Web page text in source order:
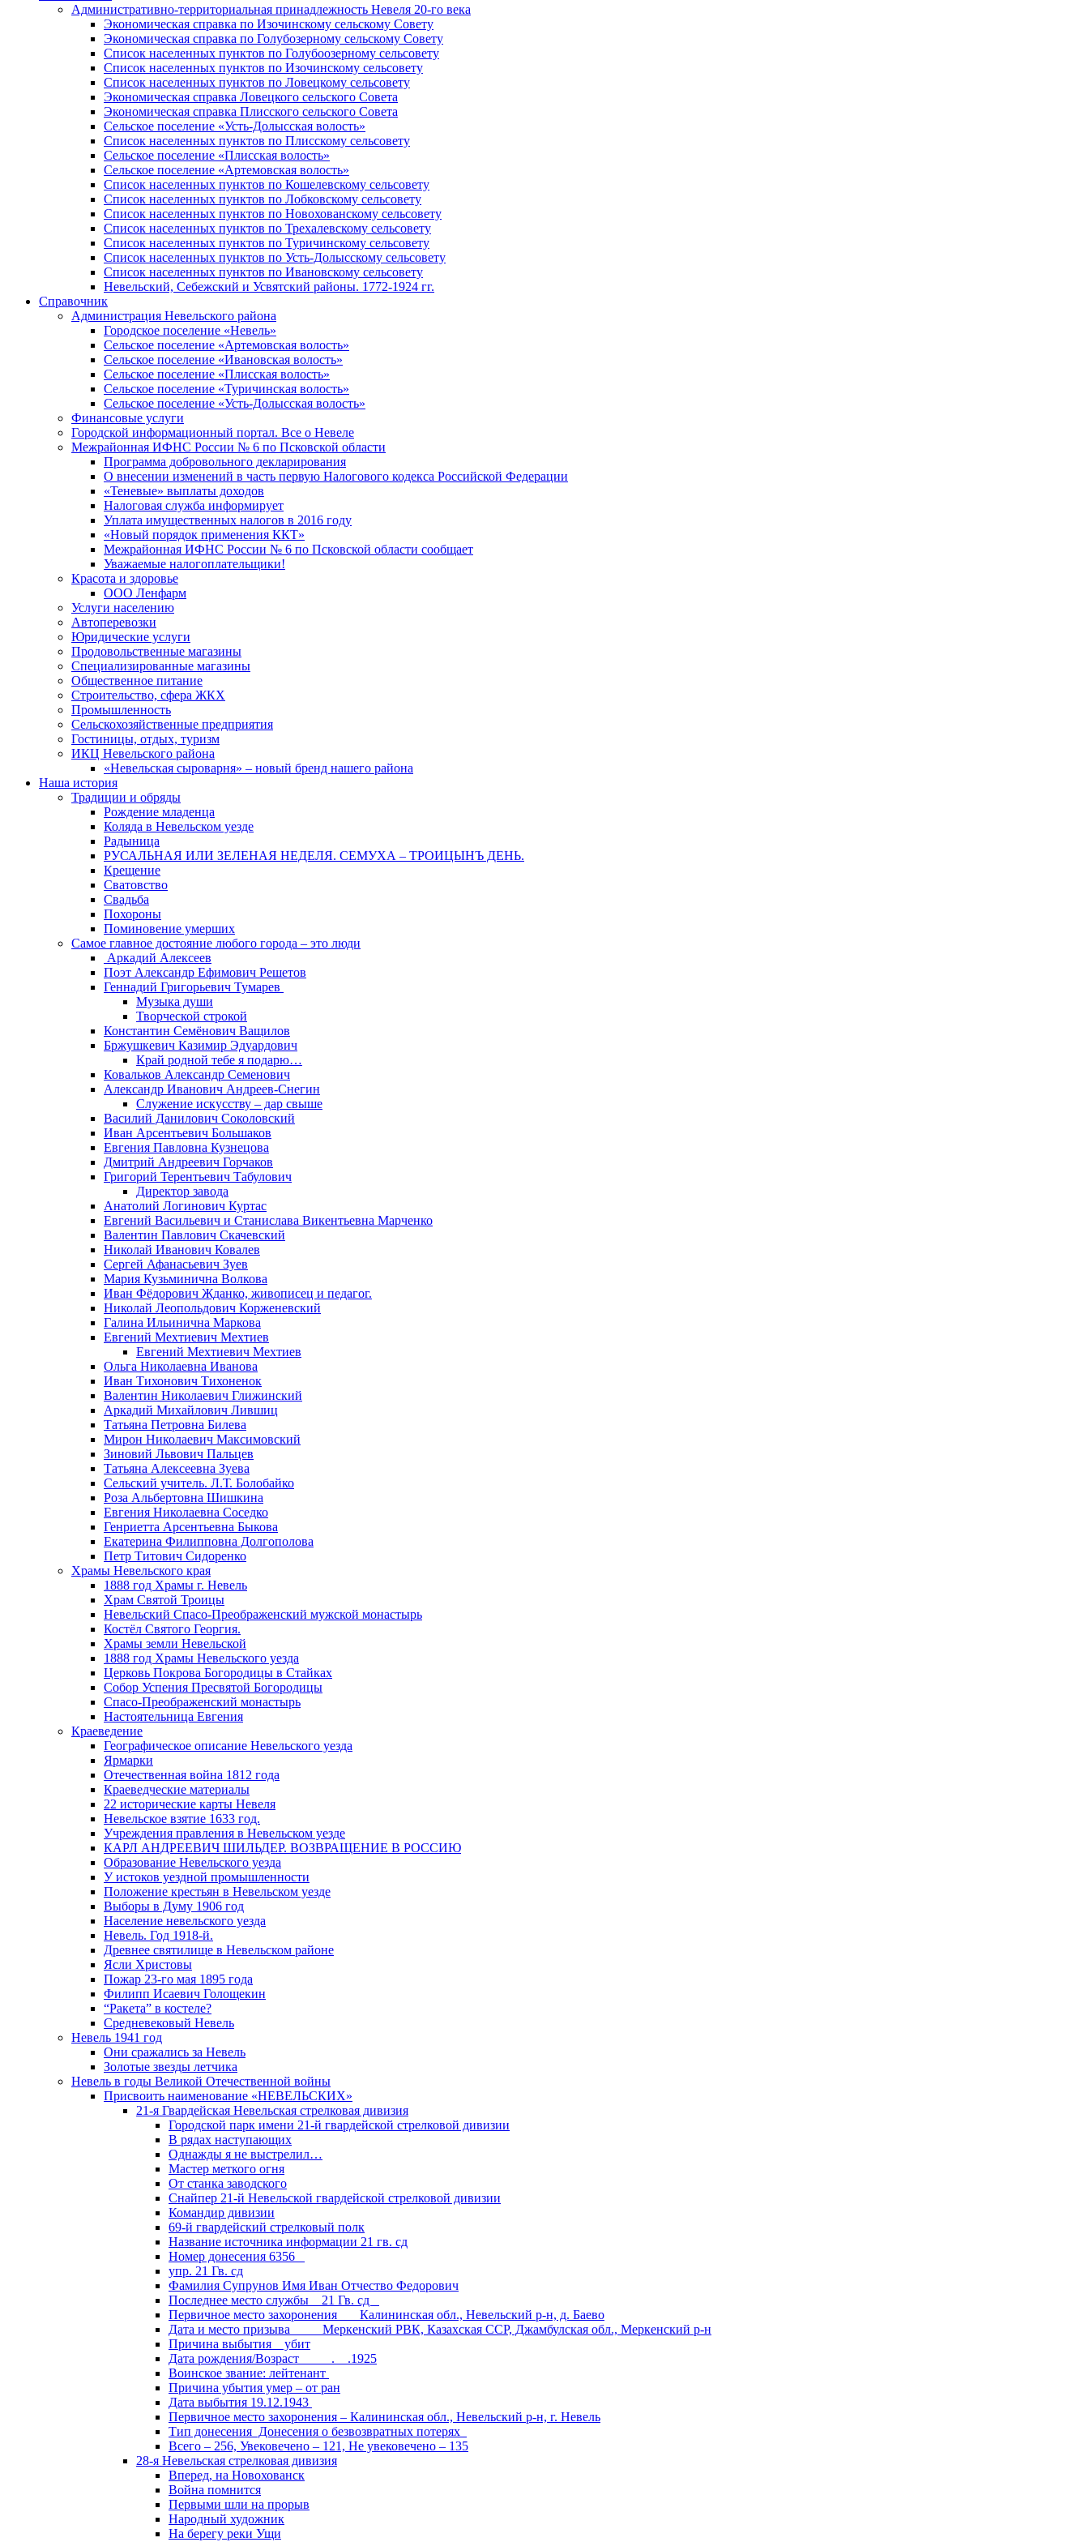
Административно-территориальная принадлежность Невеля 20-го века
Экономическая справка по Изочинскому сельскому Совету
Экономическая справка по Голубозерному сельскому Совету
Список населенных пунктов по Голубоозерному сельсовету
Список населенных пунктов по Изочинскому сельсовету
Список населенных пунктов по Ловецкому сельсовету
Экономическая справка Ловецкого сельского Совета
Экономическая справка Плисского сельского Совета
Сельское поселение «Усть-Долысская волость»
Список населенных пунктов по Плисскому сельсовету
Сельское поселение «Плисская волость»
Сельское поселение «Артемовская волость»
Список населенных пунктов по Кошелевскому сельсовету
Список населенных пунктов по Лобковскому сельсовету
Список населенных пунктов по Новохованскому сельсовету
Список населенных пунктов по Трехалевскому сельсовету
Список населенных пунктов по Туричинскому сельсовету
Список населенных пунктов по Усть-Долысскому сельсовету
Список населенных пунктов по Ивановскому сельсовету
Невельский, Себежский и Усвятский районы. 1772-1924 гг.
Справочник
Администрация Невельского района
Городское поселение «Невель»
Сельское поселение «Артемовская волость»
Сельское поселение «Ивановская волость»
Сельское поселение «Плисская волость»
Сельское поселение «Туричинская волость»
Сельское поселение «Усть-Долысская волость»
Финансовые услуги
Городской информационный портал. Все о Невеле
Межрайонная ИФНС России № 6 по Псковской области
Программа добровольного декларирования
О внесении изменений в часть первую Налогового кодекса Российской Федерации
«Теневые» выплаты доходов
Налоговая служба информирует
Уплата имущественных налогов в 2016 году
«Новый порядок применения ККТ»
Межрайонная ИФНС России № 6 по Псковской области сообщает
Уважаемые налогоплательщики!
Красота и здоровье
ООО Ленфарм
Услуги населению
Автоперевозки
Юридические услуги
Продовольственные магазины
Специализированные магазины
Общественное питание
Строительство, сфера ЖКХ
Промышленность
Сельскохозяйственные предприятия
Гостиницы, отдых, туризм
ИКЦ Невельского района
«Невельская сыроварня» – новый бренд нашего района
Наша история
Традиции и обряды
Рождение младенца
Коляда в Невельском уезде
Радыница
РУСАЛЬНАЯ ИЛИ ЗЕЛЕНАЯ НЕДЕЛЯ. СЕМУХА – ТРОИЦЫНЪ ДЕНЬ.
Крещение
Сватовство
Свадьба
Похороны
Поминовение умерших
Самое главное достояние любого города – это люди
Аркадий Алексеев
Поэт Александр Ефимович Решетов
Геннадий Григорьевич Тумарев
Музыка души
Творческой строкой
Константин Семёнович Ващилов
Бржушкевич Казимир Эдуардович
Край родной тебе я подарю…
Ковальков Александр Семенович
Александр Иванович Андреев-Снегин
Служение искусству – дар свыше
Василий Данилович Соколовский
Иван Арсентьевич Большаков
Евгения Павловна Кузнецова
Дмитрий Андреевич Горчаков
Григорий Терентьевич Табулович
Директор завода
Анатолий Логинович Куртас
Евгений Васильевич и Станислава Викентьевна Марченко
Валентин Павлович Скачевский
Николай Иванович Ковалев
Сергей Афанасьевич Зуев
Мария Кузьминична Волкова
Иван Фёдорович Жданко, живописец и педагог.
Николай Леопольдович Корженевский
Галина Ильинична Маркова
Евгений Мехтиевич Мехтиев
Евгений Мехтиевич Мехтиев
Ольга Николаевна Иванова
Иван Тихонович Тихоненок
Валентин Николаевич Глижинский
Аркадий Михайлович Лившиц
Татьяна Петровна Билева
Мирон Николаевич Максимовский
Зиновий Львович Пальцев
Татьяна Алексеевна Зуева
Сельский учитель. Л.Т. Болобайко
Роза Альбертовна Шишкина
Евгения Николаевна Соседко
Генриетта Арсентьевна Быкова
Екатерина Филипповна Долгополова
Петр Титович Сидоренко
Храмы Невельского края
1888 год Храмы г. Невель
Храм Святой Троицы
Невельский Спасо-Преображенский мужской монастырь
Костёл Святого Георгия.
Храмы земли Невельской
1888 год Храмы Невельского уезда
Церковь Покрова Богородицы в Стайках
Собор Успения Пресвятой Богородицы
Спасо-Преображенский монастырь
Настоятельница Евгения
Краеведение
Географическое описание Невельского уезда
Ярмарки
Отечественная война 1812 года
Краеведческие материалы
22 исторические карты Невеля
Невельское взятие 1633 год.
Учреждения правления в Невельском уезде
КАРЛ АНДРЕЕВИЧ ШИЛЬДЕР. ВОЗВРАЩЕНИЕ В РОССИЮ
Образование Невельского уезда
У истоков уездной промышленности
Положение крестьян в Невельском уезде
Выборы в Думу 1906 год
Население невельского уезда
Невель. Год 1918-й.
Древнее святилище в Невельском районе
Ясли Христовы
Пожар 23-го мая 1895 года
Филипп Исаевич Голощекин
“Ракета” в костеле?
Средневековый Невель
Невель 1941 год
Они сражались за Невель
Золотые звезды летчика
Невель в годы Великой Отечественной войны
Присвоить наименование «НЕВЕЛЬСКИХ»
21-я Гвардейская Невельская стрелковая дивизия
Городской парк имени 21-й гвардейской стрелковой дивизии
В рядах наступающих
Однажды я не выстрелил…
Мастер меткого огня
От станка заводского
Снайпер 21-й Невельской гвардейской стрелковой дивизии
Командир дивизии
69-й гвардейский стрелковый полк
Название источника информации 21 гв. сд
Номер донесения 6356
упр. 21 Гв. сд
Фамилия Супрунов Имя Иван Отчество Федорович
Последнее место службы 21 Гв. сд
Первичное место захоронения Калининская обл., Невельский р-н, д. Баево
Дата и место призыва Меркенский РВК, Казахская ССР, Джамбулская обл., Меркенский р-н
Причина выбытия убит
Дата рождения/Возраст __.__.1925
Воинское звание: лейтенант
Причина убытия умер – от ран
Дата выбытия 19.12.1943
Первичное место захоронения – Калининская обл., Невельский р-н, г. Невель
Тип донесения Донесения о безвозвратных потерях
Всего – 256, Увековечено – 121, Не увековечено – 135
28-я Невельская стрелковая дивизия
Вперед, на Новохованск
Война помнится
Первыми шли на прорыв
Народный художник
На берегу реки Ущи